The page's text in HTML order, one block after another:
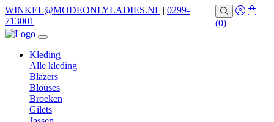
WINKEL@MODEONLYLADIES.NL | 0299-
713001
(0)
Kleding
Alle kleding
Blazers
Blouses
Broeken
Gilets